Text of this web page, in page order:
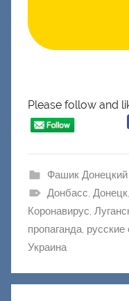
Please follow and
Фашик Донецкий
Донбасс, Донецк,
Коронавирус,
пропаганда, русские
Украина